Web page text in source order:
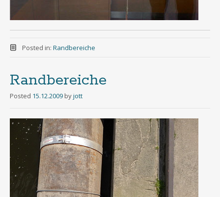
Posted in: Randbereiche
Randbereiche
Posted 15.12.2009 byjott